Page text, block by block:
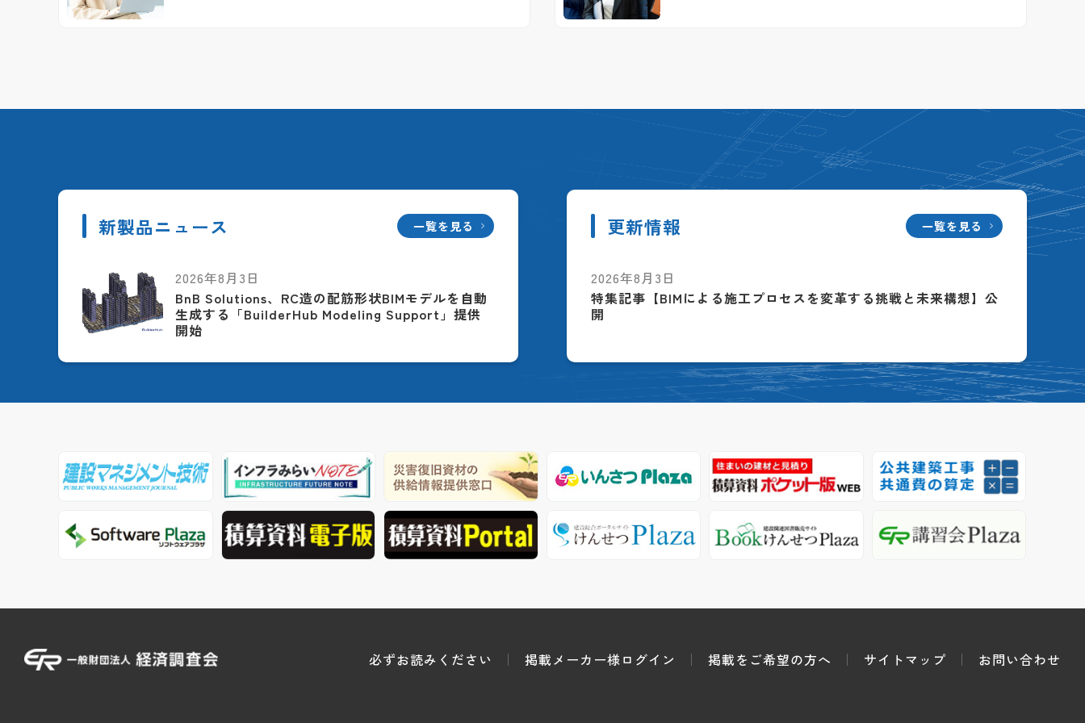
新製品ニュース 一覧を見る
2026年8月3日
BnB Solutions、RC造の配筋形状BIMモデルを自動
生成する「BuilderHub Modeling Support」提供
開始
更新情報 一覧を見る
2026年8月3日
特集記事【BIMによる施工プロセスを変革する挑戦と未来構想】公
開
必ずお読みください 掲載メーカー様ログイン 掲載をご希望の方へ サイトマップ お問い合わせ